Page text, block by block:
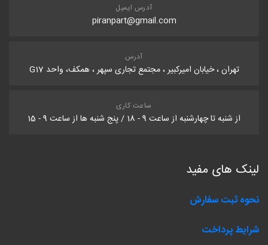
آدرس ایمیل
piranpart@gmail.com
آدرس
تهران ، خیابان امیرکبیر ، مجتمع تجاری سپهر ، همکف، واحد G17
ساعت کاری
از شنبه تا چهارشنبه از ساعت 9 - 18 / پنج شنبه ها از ساعت 9 - 15
لینک های مفید
نحوه ثبت سفارش
شرایط پرداخت